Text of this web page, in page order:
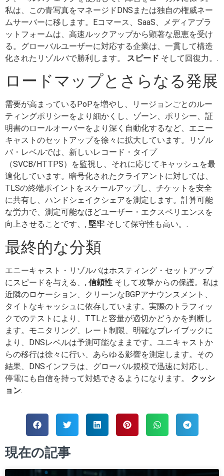
私は、この青写真をマネージドDNSまたは独自の権威ネー
ムサーバーに移します。Eコマース、SaaS、メディアプラ
ットフォームは、高速ルックアップから顕著な恩恵を受け
る。グローバルユーザーに対応する企業は、一貫して構造
化されたリゾルバで勝利します。 スピード そして回復力。.
ロードマップとさらなる発展
需要が高まっているPoPを増やし、リージョンごとのルー
ティングポリシーをより細かくし、ゾーン、ポリシー、証
明書のロールオーバーをより深く自動化するなど、エニー
キャストのセットアップを徐々に拡大しています。リゾル
バ・レベルでは、新しいレコード・タイプ
（SVCB/HTTPS）を監視し、それに応じてキャッシュを最
適化しています。暗号化されたクライアントに対しては、
TLSの終端ポイントをスケールアップし、チケットを安全
に共有し、ハンドシェイクシェアを測定します。計算可能
な労力で、測定可能なほどユーザー・エクスペリエンスを
向上させることです、, 堅牢 そして保守性も高い。.
最終的な分類
エニーキャスト・リゾルバはホスティング・セットアップ
にスピードを与える、, 信頼性 そして攻撃からの保護。私は
近隣のロケーション、クリーンなBGPアナウンスメント、
タイトなキャッシュに依存しています。実際のトラフィッ
クでのテストにより、TTLと容量が適切かどうかを判断し
ます。モニタリング、レート制限、明確なプレイブックに
より、DNSレベルは予測可能なままです。ユニキャストか
らの移行は徐々に行い、あらゆる影響を測定します。その
結果、DNSインフラは、グローバル規模で迅速に対応し、
停電にも自信を持って対処できるようになります。 クッシ
ョン.
現在の記事